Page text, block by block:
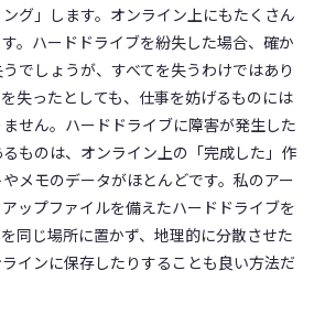
グ」します。オンライン上にもたくさん
。ハードドライブを紛失した場合、確か
でしょうが、すべてを失うわけではあり
失ったとしても、仕事を妨げるものには
せん。ハードドライブに障害が発生した
ものは、オンライン上の「完成した」作
メモのデータがほとんどです。私のアー
ップファイルを備えたハードドライブを
同じ場所に置かず、地理的に分散させた
インに保存したりすることも良い方法だ